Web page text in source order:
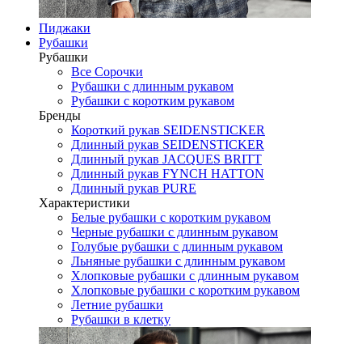
Пиджаки
Рубашки
Рубашки
Все Сорочки
Рубашки с длинным рукавом
Рубашки с коротким рукавом
Бренды
Короткий рукав SEIDENSTICKER
Длинный рукав SEIDENSTICKER
Длинный рукав JAСQUES BRITT
Длинный рукав FYNCH HATTON
Длинный рукав PURE
Характеристики
Белые рубашки с коротким рукавом
Черные рубашки с длинным рукавом
Голубые рубашки с длинным рукавом
Льняные рубашки с длинным рукавом
Хлопковые рубашки с длинным рукавом
Хлопковые рубашки с коротким рукавом
Летние рубашки
Рубашки в клетку